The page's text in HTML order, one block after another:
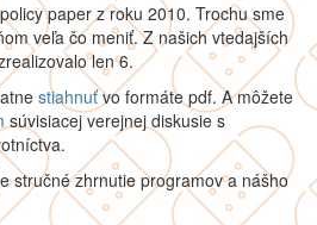
paper z roku 2010. Trochu sme
veľa čo meniť. Z našich vtedajších
len 6.
stiahnuťvo formáte pdf. A môžete
súvisiacej verejnej diskusie s
stručné zhrnutie programov a nášho